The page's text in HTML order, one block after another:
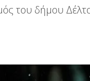
του δήμου